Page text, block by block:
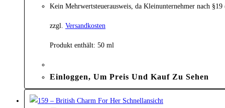
Kein Mehrwertsteuerausweis, da Kleinunternehmer nach
zzgl. Versandkosten
Produkt enthält: 50 ml
Einloggen, Um Preis Und Kauf Zu Sehen
Schnellansicht